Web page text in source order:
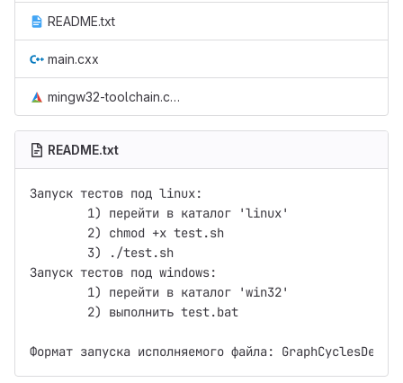
README.txt
main.cxx
mingw32-toolchain.cmake
README.txt
Запуск тестов под linux:
Запуск тестов под windows: